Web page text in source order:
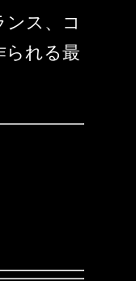
ス、コ
られる最